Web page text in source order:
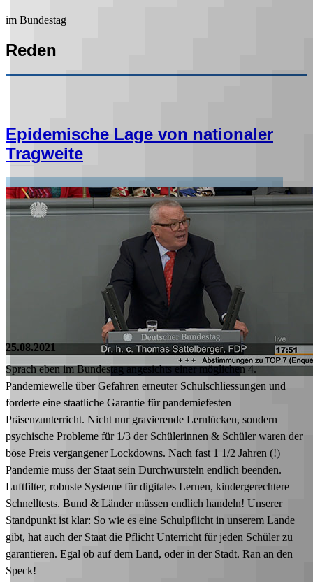
im Bundestag
Reden
Epidemische Lage von nationaler
Tragweite
25.08.2021
Sprach eben im Bundestag angesichts einer möglichen 4.
Pandemiewelle über Gefahren erneuter Schulschliessungen und
forderte eine staatliche Garantie für pandemiefesten
Präsenzunterricht. Nicht nur gravierende Lernlücken, sondern
psychische Probleme für 1/3 der Schülerinnen & Schüler waren der
böse Preis vergangener Lockdowns. Nach fast 1 1/2 Jahren (!)
Pandemie muss der Staat sein Durchwursteln endlich beenden.
Luftfilter, robuste Systeme für digitales Lernen, kindergerechtere
Schnelltests. Bund & Länder müssen endlich handeln! Unserer
Standpunkt ist klar: So wie es eine Schulpflicht in unserem Lande
gibt, hat auch der Staat die Pflicht Unterricht für jeden Schüler zu
garantieren. Egal ob auf dem Land, oder in der Stadt. Ran an den
Speck!